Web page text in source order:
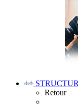
Retour